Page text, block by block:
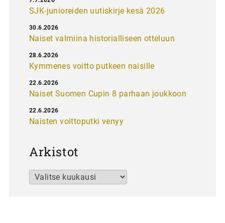
SJK-junioreiden uutiskirje kesä 2026
Naiset valmiina historialliseen otteluun
30.6.2026
Kymmenes voitto putkeen naisille
28.6.2026
Naiset Suomen Cupin 8 parhaan joukkoon
22.6.2026
Naisten voittoputki venyy
22.6.2026
Arkistot
Arkistot